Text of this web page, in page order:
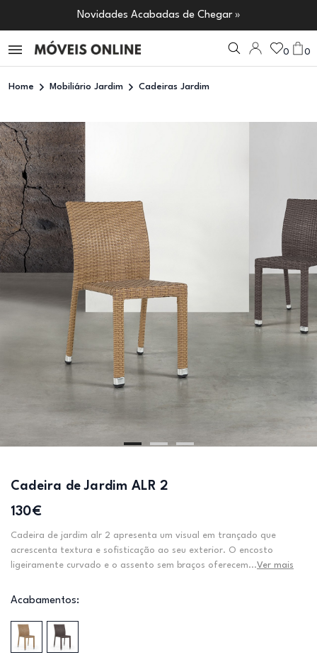
Novidades Acabadas de Chegar »
0 0
Home Mobiliário Jardim Cadeiras Jardim
Cadeira de Jardim ALR 2
130€
Cadeira de jardim alr 2 apresenta um visual em trançado que
acrescenta textura e sofisticação ao seu exterior. O encosto
ligeiramente curvado e o assento sem braços oferecem...Ver mais
Acabamentos: